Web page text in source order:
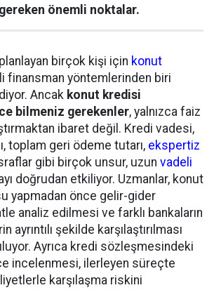
önemli noktalar.
birçok kişi için konut
finansman yöntemlerinden biri
Ancak konut kredisi
bilmeniz gerekenler, yalnızca faiz
ibaret değil. Kredi vadesi,
toplam geri ödeme tutarı, ekspertiz
gibi birçok unsur, uzun vadeli
doğrudan etkiliyor. Uzmanlar, konut
yapmadan önce gelir-gider
analiz edilmesi ve farklı bankaların
şekilde karşılaştırılması
Ayrıca kredi sözleşmesindeki
incelenmesi, ilerleyen süreçte
karşılaşma riskini